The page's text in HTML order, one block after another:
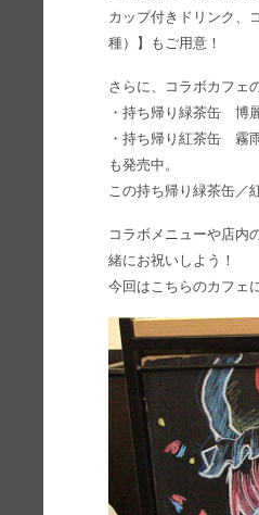
カップ付きドリンク、
種）】もご用意！
さらに、コラボカフェ
・持ち帰り緑茶缶 博
・持ち帰り紅茶缶 霧
も発売中。
この持ち帰り緑茶缶／
コラボメニューや店内
緒にお祝いしよう！
今回はこちらのカフェ